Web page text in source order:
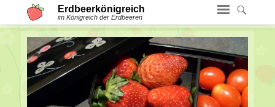
Erdbeerkönigreich
im Königreich der Erdbeeren